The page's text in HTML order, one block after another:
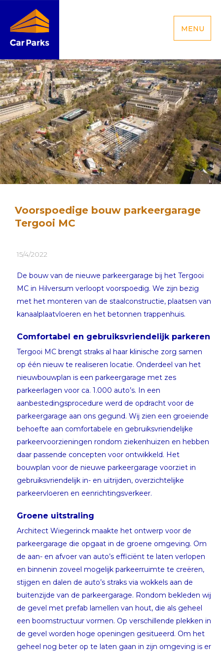
MENU
Voorspoedige bouw parkeergarage
Tergooi MC
15/4/2022
De bouw van de nieuwe parkeergarage bij het Tergooi
MC in Hilversum verloopt voorspoedig. We zijn bezig
met het monteren van de staalconstructie, plaatsen van
kanaalplaatvloeren en het betonnen trappenhuis.
Comfortabel en gebruiksvriendelijk parkeren
Tergooi MC brengt straks al haar klinische zorg samen
op één nieuw te realiseren locatie. Onderdeel van het
nieuwbouwplan is een parkeergarage met zes
parkeerlagen voor ca. 1.000 auto’s. In een
aanbestedingsprocedure werd de opdracht voor de
parkeergarage aan ons gegund. Wij zien een groeiende
behoefte aan comfortabele en gebruiksvriendelijke
parkeervoorzieningen rondom ziekenhuizen en hebben
daar passende concepten voor ontwikkeld. Het
bouwplan voor de nieuwe parkeergarage voorziet in
gebruiksvriendelijk in- en uitrijden, overzichtelijke
parkeervloeren en eenrichtingsverkeer.
Groene uitstraling
Architect Wiegerinck maakte het ontwerp voor de
parkeergarage die opgaat in de groene omgeving. Om
de aan- en afvoer van auto’s efficiënt te laten verlopen
en binnenin zoveel mogelijk parkeerruimte te creëren,
stijgen en dalen de auto’s straks via wokkels aan de
buitenzijde van de parkeergarage. Rondom bekleden wij
de gevel met prefab lamellen van hout, die als geheel
een boomstructuur vormen. Op verschillende plekken in
de gevel worden hoge openingen gesitueerd. Om het
geheel nog beter op te laten gaan in zijn omgeving is er